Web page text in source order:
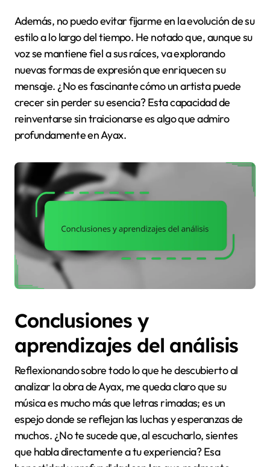
Además, no puedo evitar fijarme en la evolución de su
estilo a lo largo del tiempo. He notado que, aunque su
voz se mantiene fiel a sus raíces, va explorando
nuevas formas de expresión que enriquecen su
mensaje. ¿No es fascinante cómo un artista puede
crecer sin perder su esencia? Esta capacidad de
reinventarse sin traicionarse es algo que admiro
profundamente en Ayax.
Conclusiones y
aprendizajes del análisis
Reflexionando sobre todo lo que he descubierto al
analizar la obra de Ayax, me queda claro que su
música es mucho más que letras rimadas; es un
espejo donde se reflejan las luchas y esperanzas de
muchos. ¿No te sucede que, al escucharlo, sientes
que habla directamente a tu experiencia? Esa